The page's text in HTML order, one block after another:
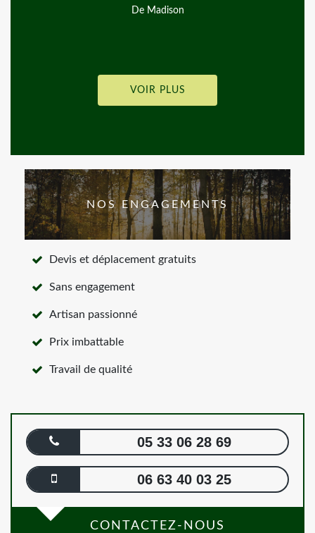
De andgy lemiere
VOIR PLUS
NOS ENGAGEMENTS
Devis et déplacement gratuits
Sans engagement
Artisan passionné
Prix imbattable
Travail de qualité
05 33 06 28 69
06 63 40 03 25
CONTACTEZ-NOUS